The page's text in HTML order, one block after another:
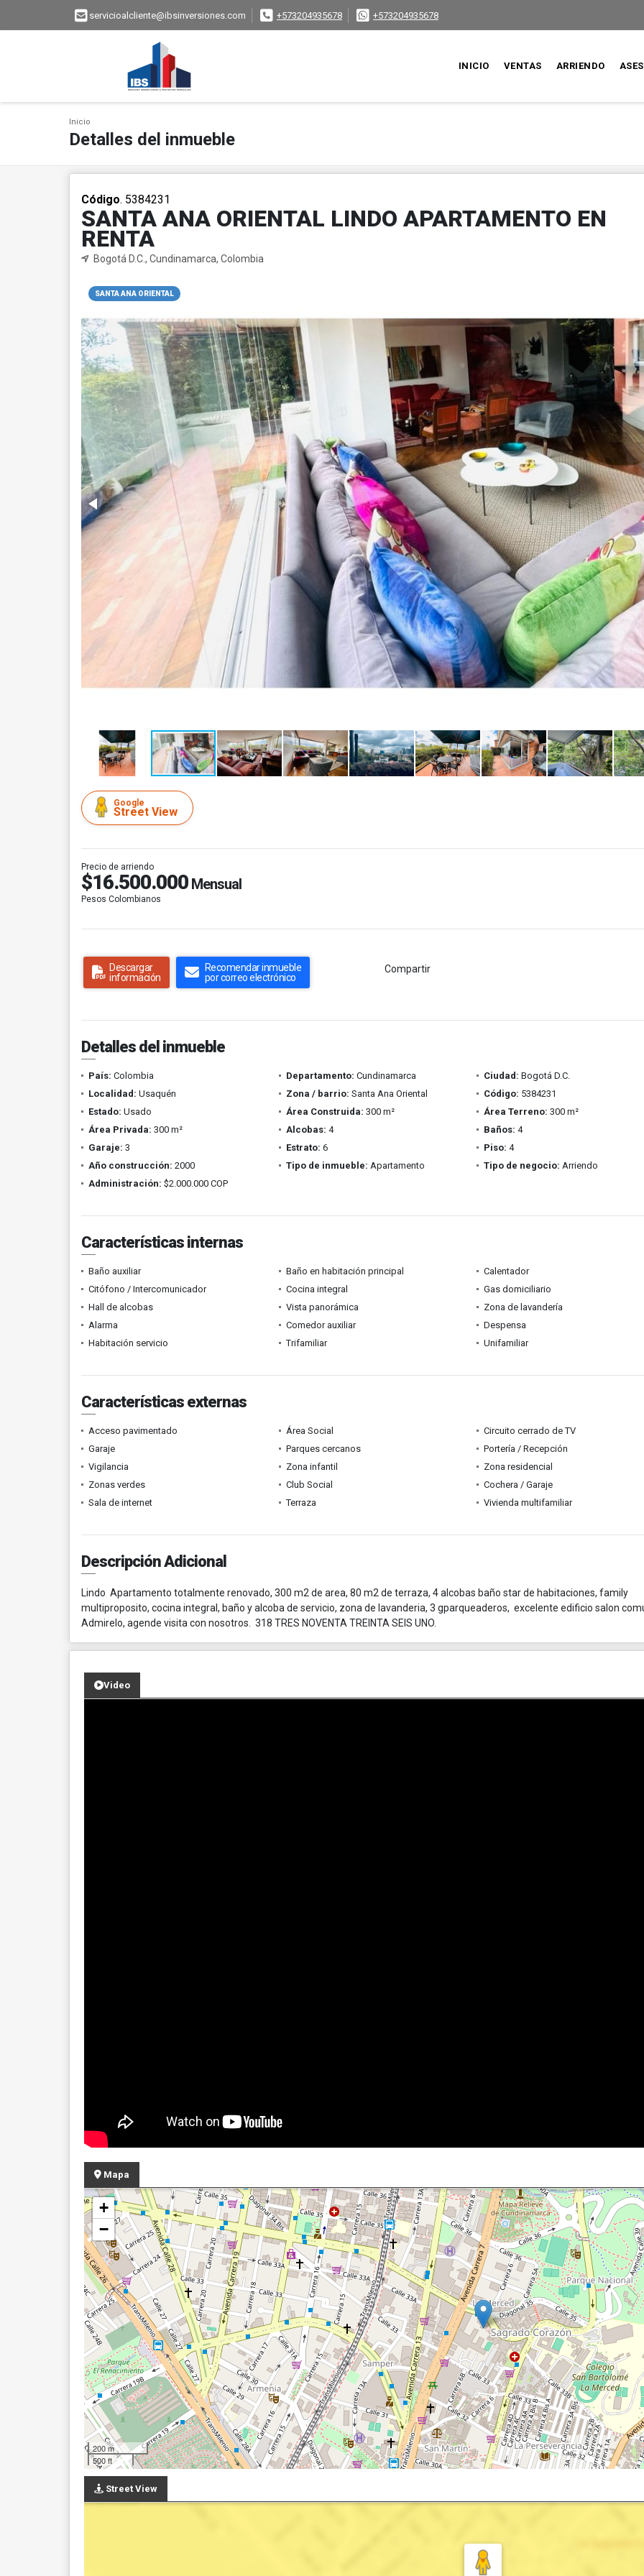
servicioalcliente@ibsinversiones.com +573204935678 +573204935678
INICIO VENTAS ARRIENDO
Inicio
Detalles del inmueble
Código. 5384231
SANTA ANA ORIENTAL LINDO APARTAMENTO EN
RENTA
Bogotá D.C., Cundinamarca, Colombia
SANTA ANA ORIENTAL
Google
Street View
Precio de arriendo
$16.500.000 Mensual
Pesos Colombianos
Descargar
información
Recomendar inmueble
por correo electrónico
Compartir
Detalles del inmueble
País: Colombia Departamento: Cundinamarca Ciudad: Bogotá D.C.
Localidad: Usaquén Zona / barrio: Santa Ana Oriental Código: 5384231
Estado: Usado Área Construida: 300 m² Área Terreno: 300 m²
Área Privada: 300 m² Alcobas: 4 Baños: 4
Garaje: 3 Estrato: 6 Piso: 4
Año construcción: 2000 Tipo de inmueble: Apartamento Tipo de negocio: Arriendo
Administración: $2.000.000 COP
Características internas
Baño auxiliar Baño en habitación principal
Calentador
Citófono / Intercomunicador
Cocina integral
Gas domiciliario
Hall de alcobas
Vista panorámica
Zona de lavandería
Alarma
Comedor auxiliar
Despensa
Habitación servicio
Trifamiliar Unifamiliar
Características externas
Acceso pavimentado Área Social
Circuito cerrado de TV
Garaje
Parques cercanos
Portería / Recepción
Vigilancia
Zona infantil
Zona residencial
Zonas verdes
Club Social
Cochera / Garaje
Sala de internet
Terraza Vivienda multifamiliar
Descripción Adicional
Lindo Apartamento totalmente renovado, 300 m2 de area, 80 m2 de terraza, 4 alcobas baño star de habitaciones, family
multiproposito, cocina integral, baño y alcoba de servicio, zona de lavanderia, 3 gparqueaderos, excelente edificio salon
Admirelo, agende visita con nosotros. 318 TRES NOVENTA TREINTA SEIS UNO.
Video
Mapa
+
−
200 m
500 ft
Street View